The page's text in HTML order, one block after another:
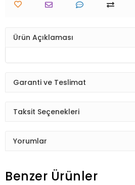
Ürün Açıklaması
Garanti ve Teslimat
Taksit Seçenekleri
Yorumlar
Benzer Ürünler